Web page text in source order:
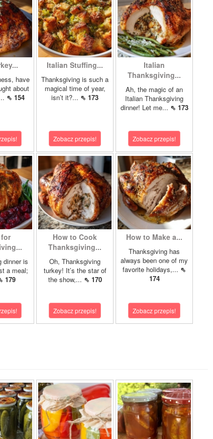
have
about
⇖ 154
Italian Stuffing...
Thanksgiving is such a
magical time of year,
isn’t it?... ⇖ 173
Zobacz przepis!
Italian
Thanksgiving...
Ah, the magic of an
Italian Thanksgiving
dinner! Let me... ⇖ 173
Zobacz przepis!
dinner is
a meal;
179
How to Cook
Thanksgiving...
Oh, Thanksgiving
turkey! It’s the star of
the show,... ⇖ 170
Zobacz przepis!
How to Make a...
Thanksgiving has
always been one of my
favorite holidays,... ⇖
174
Zobacz przepis!